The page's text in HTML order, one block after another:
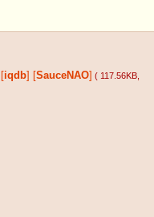
[iqdb] [SauceNAO] ( 117.56KB